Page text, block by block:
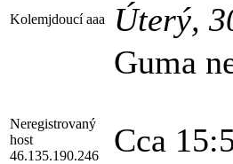
Kolemjdoucí aaa Úterý,
Neregistrovaný
host
46.135.190.246
Guma
Cca